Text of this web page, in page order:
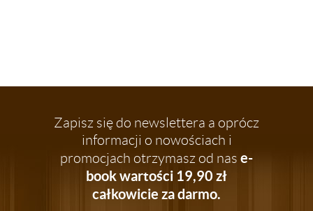
Zapisz się do newslettera a oprócz
informacji o nowościach i
promocjach otrzymasz od nas e-
book wartości 19,90 zł
całkowicie za darmo.